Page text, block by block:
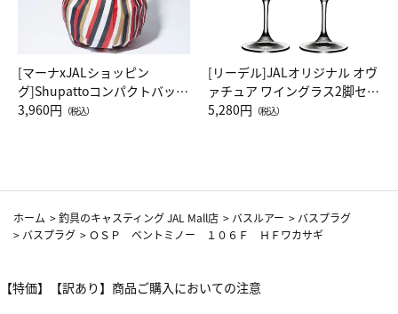
[マーナxJALショッピン
グ]Shupattoコンパクトバッグ
Drop JAL客室乗務員（LC）ス
3,960円 （税込）
[リーデル]JALオリジナル オヴ
ァチュア ワイングラス2脚セッ
ト（レッドワイン）
5,280円 （税込）
ホーム >釣具のキャスティング JAL Mall店 > バスルアー > バスプラグ
> バスプラグ > ＯＳＰ ベントミノー １０６Ｆ ＨＦワカサギ
【特価】【訳あり】商品ご購入においての注意